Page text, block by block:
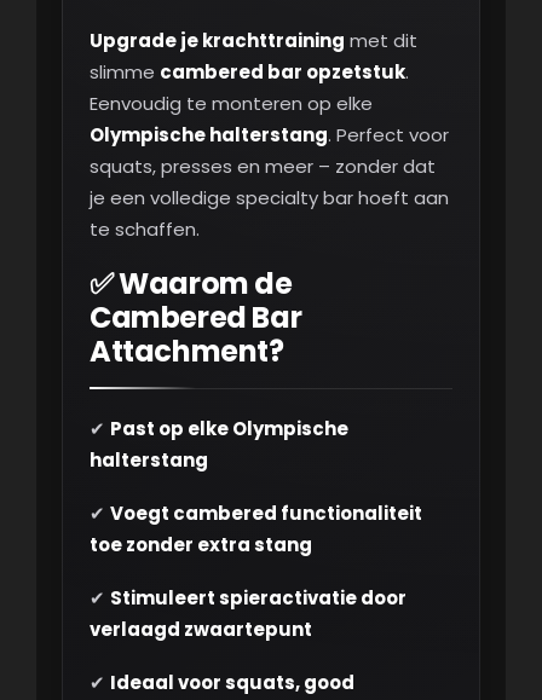
Upgrade je krachttraining met dit
slimme cambered bar opzetstuk.
Eenvoudig te monteren op elke
Olympische halterstang. Perfect voor
squats, presses en meer – zonder dat
je een volledige specialty bar hoeft aan
te schaffen.
✅ Waarom de
Cambered Bar
Attachment?
✔ Past op elke Olympische
halterstang
✔ Voegt cambered functionaliteit
toe zonder extra stang
✔ Stimuleert spieractivatie door
verlaagd zwaartepunt
✔ Ideaal voor squats, good